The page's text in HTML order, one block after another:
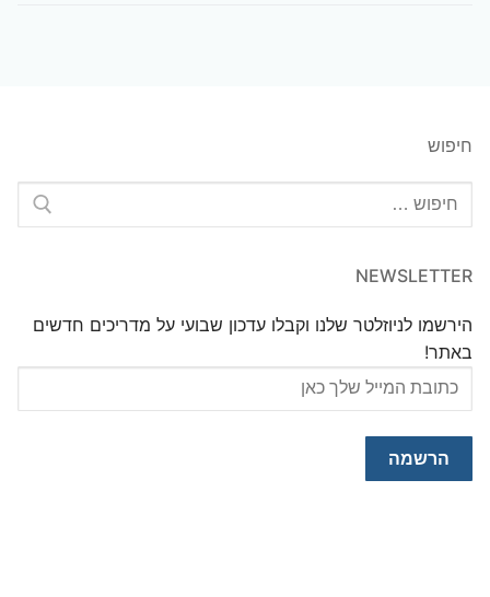
חיפוש
חפש:
NEWSLETTER
הירשמו לניוזלטר שלנו וקבלו עדכון שבועי על מדריכים חדשים
באתר!